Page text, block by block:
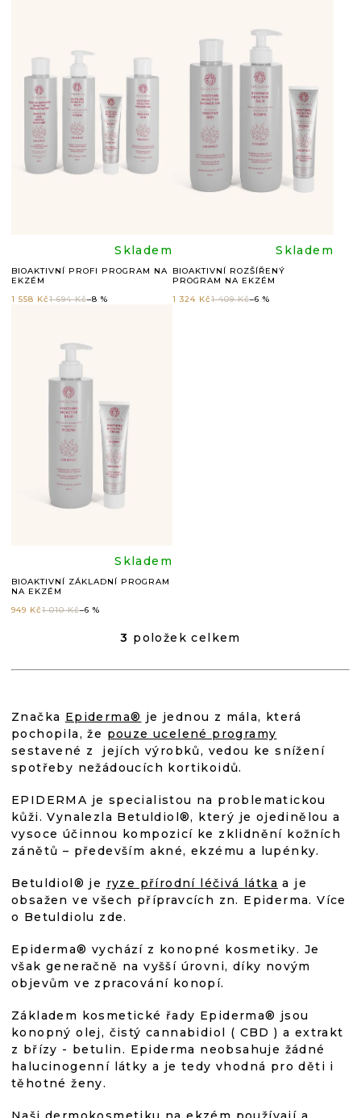
R
K
T
BIOAKTIVNÍ PROFI PROGRAM NA
EKZÉM
Průměrné
hodnocení
produktu
je
5,0
Skladem
1 558 Kč1 694 Kč–8 %
BIOAKTIVNÍ ROZŠÍŘENÝ
PROGRAM NA EKZÉM
Skladem
1 324 Kč1 409 Kč–6 %
BIOAKTIVNÍ ZÁKLADNÍ PROGRAM
NA EKZÉM
Průměrné
hodnocení
produktu
4,9
z
5
hvězdiček.
Skladem
949 Kč1 010 Kč–6 %
O
L
A
C
Í
P
V
K
Y
V
Ý
P
I
S
3 položek celkem
Značka Epiderma® je jednou z mála, která
pochopila, že pouze ucelené programy
sestavené z jejích výrobků, vedou ke snížení
spotřeby nežádoucích kortikoidů.
EPIDERMA je specialistou na problematickou
kůži. Vynalezla Betuldiol®, který je ojedinělou a
vysoce účinnou kompozicí ke zklidnění kožních
zánětů – především akné, ekzému a lupénky.
Betuldiol® je ryze přírodní léčivá látka a je
obsažen ve všech přípravcích zn. Epiderma. Více
o Betuldiolu zde.
Epiderma® vychází z konopné kosmetiky. Je
však generačně na vyšší úrovni, díky novým
objevům ve zpracování konopí.
Základem kosmetické řady Epiderma® jsou
konopný olej, čistý cannabidiol ( CBD ) a extrakt
z břízy - betulin. Epiderma neobsahuje žádné
halucinogenní látky a je tedy vhodná pro děti i
těhotné ženy.